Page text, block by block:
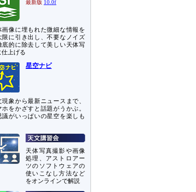
最新版 10.0f
画像に埋もれた微細な情報を
限に引き出し、不要なノイズ
底的に除去して美しい天体写
仕上げる
星空ナビ
現象から最新ニュースまで、
ホをかざすと話題がうかぶ。
議がいっぱいの星空を楽しも
天体写真撮影や画像
処理、アストロアー
ツのソフトウェアの
使いこなし方法など
をオンラインで解説